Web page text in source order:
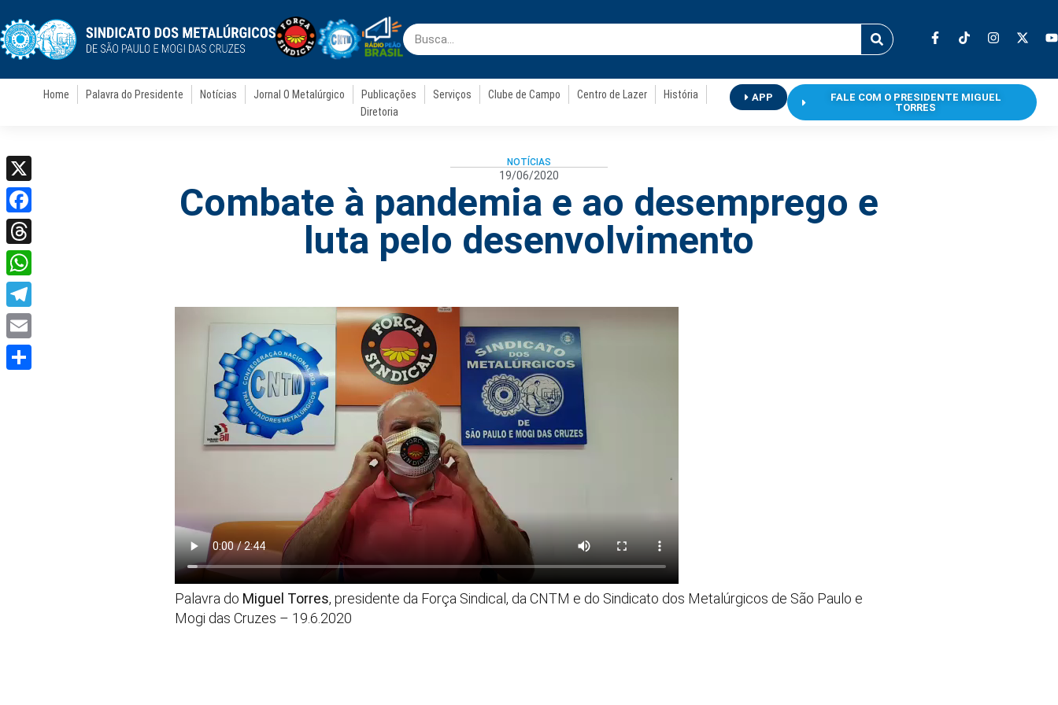
Home Palavra do Presidente Notícias Jornal O Metalúrgico Publicações Serviços Clube de Campo Centro de Lazer
História
Diretoria
APP
FALE COM O PRESIDENTE MIGUEL
TORRES
NOTÍCIAS
19/06/2020
Combate à pandemia e ao desemprego e
luta pelo desenvolvimento
Palavra do Miguel Torres, presidente da Força Sindical, da CNTM e do Sindicato dos Metalúrgicos de São Paulo e
Mogi das Cruzes – 19.6.2020
X
Facebook
Threads
WhatsApp
Telegram
Email